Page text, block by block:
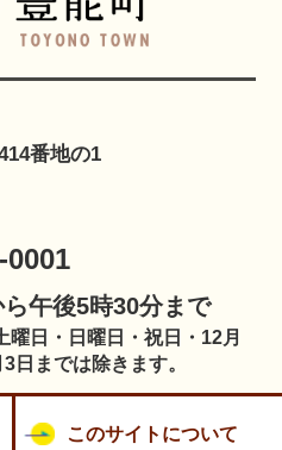
番地の1
0001
午後5時30分まで
日・日曜日・祝日・12月
日までは除きます。
このサイトについて